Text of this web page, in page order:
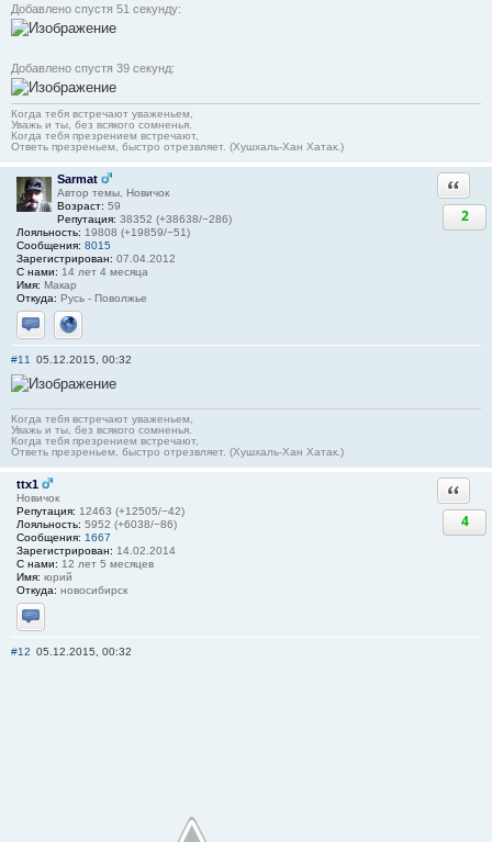
Добавлено спустя 51 секунду:
Добавлено спустя 39 секунд:
Когда тебя встречают уваженьем,
Уважь и ты, без всякого сомненья.
Когда тебя презрением встречают,
Ответь презреньем, быстро отрезвляет. (Хушхаль-Хан Хатак.)
Sarmat
Автор темы, Новичок
Возраст: 59
Репутация: 38352 (+38638/−286)
Лояльность: 19808 (+19859/−51)
Сообщения: 8015
Зарегистрирован: 07.04.2012
С нами: 14 лет 4 месяца
Имя: Макар
Откуда: Русь - Поволжье
Отправить личное сообщение
Сайт
2
#11 05.12.2015, 00:32
Когда тебя встречают уваженьем,
Уважь и ты, без всякого сомненья.
Когда тебя презрением встречают,
Ответь презреньем, быстро отрезвляет. (Хушхаль-Хан Хатак.)
ttx1
Новичок
Репутация: 12463 (+12505/−42)
Лояльность: 5952 (+6038/−86)
Сообщения: 1667
Зарегистрирован: 14.02.2014
С нами: 12 лет 5 месяцев
Имя: юрий
Откуда: новосибирск
Отправить личное сообщение
4
#12 05.12.2015, 00:32